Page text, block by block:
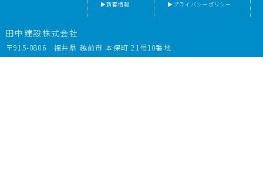
▶新着情報
▶プライバシーポリシー
田中建設株式会社
〒915-0806 福井県 越前市 本保町 21号10番地